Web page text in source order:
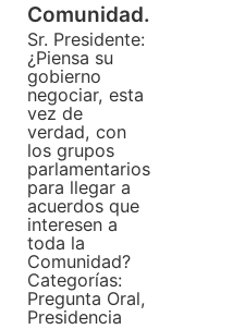
Comunidad.
Sr. Presidente:
¿Piensa su
gobierno
negociar, esta
vez de
verdad, con
los grupos
parlamentarios
para llegar a
acuerdos que
interesen a
toda la
Comunidad?
Categorías:
Pregunta Oral,
Presidencia